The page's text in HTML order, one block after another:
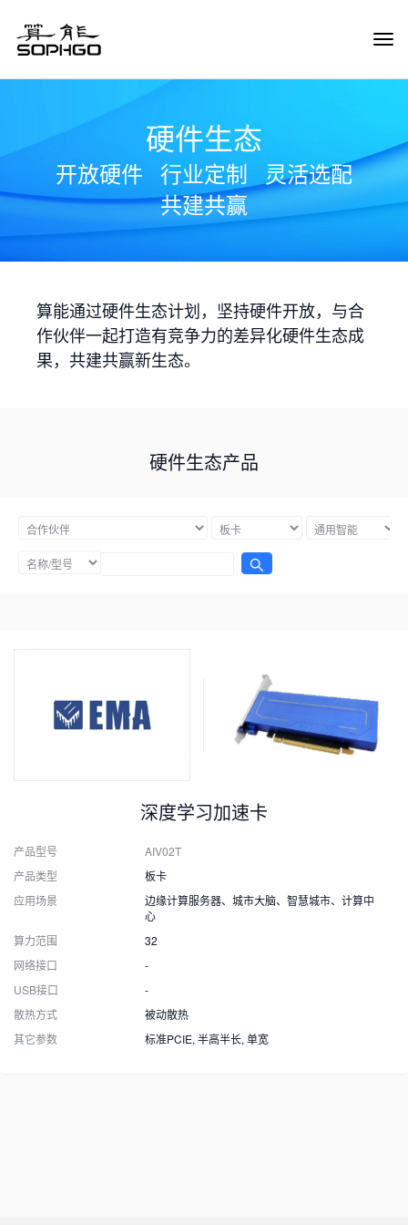
硬件生态
开放硬件 行业定制
灵活选配
共建共赢
算能通过硬件生态计划，坚持硬件开放，与合
作伙伴一起打造有竞争力的差异化硬件生态成
果，共建共赢新生态。
硬件生态产品
深度学习加速卡
产品型号
AIV02T
产品类型
板卡
应用场景
边缘计算服务器、城市大脑、智慧城市、计算中
心
算力范围
32
网络接口
-
USB接口
-
散热方式
被动散热
其它参数
标准PCIE, 半高半长, 单宽